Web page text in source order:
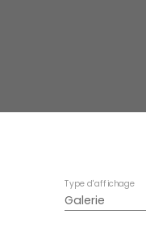
Galerie
Type d'affichage